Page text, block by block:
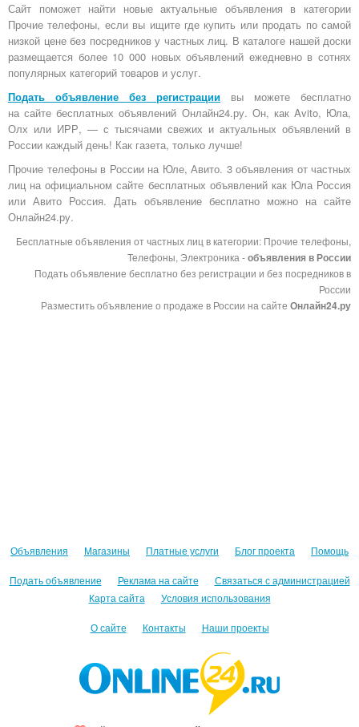
Сайт поможет найти новые актуальные объявления в категории
Прочие телефоны, если вы ищите где купить или продать по самой
низкой цене без посредников у частных лиц. В каталоге нашей доски
размещается более 10 000 новых объявлений ежедневно в сотнях
популярных категорий товаров и услуг.
Подать объявление без регистрации вы можете бесплатно
насайте бесплатных объявлений Онлайн24.ру. Он, как Avito, Юла,
Олх или ИРР, — с тысячами свежих и актуальных объявлений в
России каждый день! Как газета, только лучше!
Прочие телефоны в России на Юле, Авито. 3 объявления от частных
лиц на официальном сайте бесплатных объявлений как Юла Россия
или Авито Россия. Дать объявление бесплатно можно на сайте
Онлайн24.ру.
Бесплатные объявления от частных лиц в категории: Прочие телефоны,
Телефоны, Электроника -объявления в России
Подать объявление бесплатно без регистрации и без посредников в
России
Разместить объявление о продаже в России на сайте Онлайн24.ру
Объявления Магазины Платные услуги Блог проекта Помощь
Подать объявление Реклама на сайте
Связаться с администрацией
Карта сайта
Условия использования
О сайте Контакты Наши проекты